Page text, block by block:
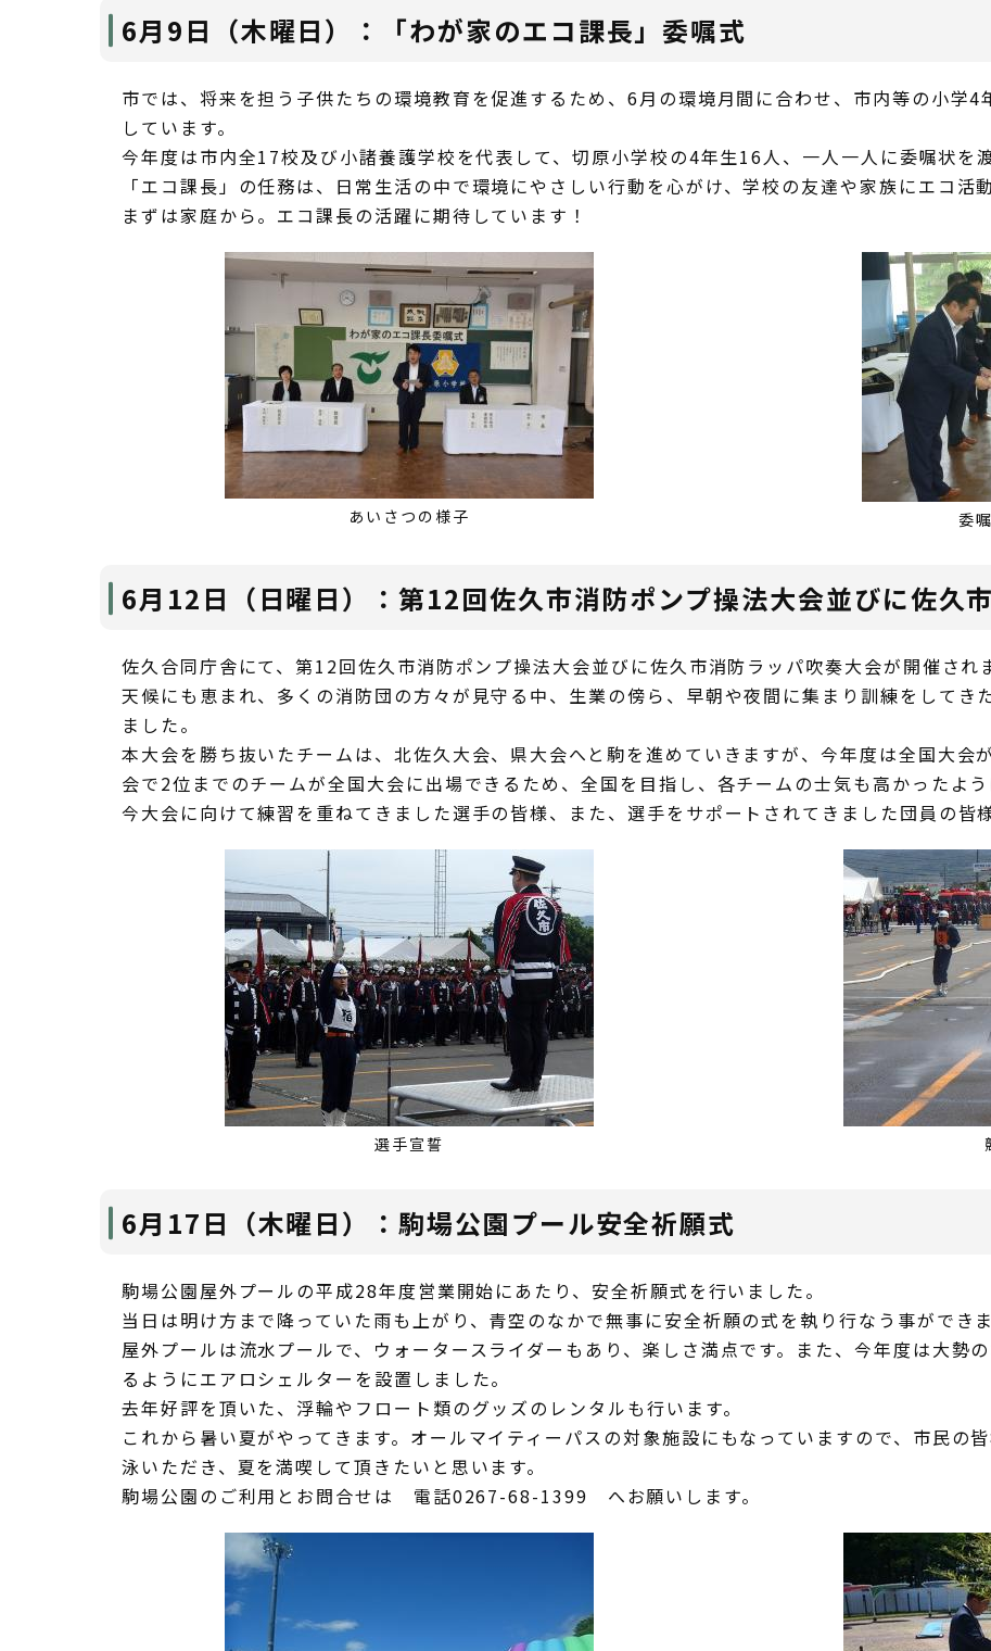
6月9日（木曜日）：「わが家のエコ課長」委嘱式
市では、将来を担う子供たちの環境教育を促進するため、6月の環境月間に合わせ、市内等の小学
しています。
今年度は市内全17校及び小諸養護学校を代表して、切原小学校の4年生16人、一人一人に委嘱状を
「エコ課長」の任務は、日常生活の中で環境にやさしい行動を心がけ、学校の友達や家族にエコ活
まずは家庭から。エコ課長の活躍に期待しています！
あいさつの様子 委
6月12日（日曜日）：第12回佐久市消防ポンプ操法大会並びに佐久
佐久合同庁舎にて、第12回佐久市消防ポンプ操法大会並びに佐久市消防ラッパ吹奏大会が開催され
天候にも恵まれ、多くの消防団の方々が見守る中、生業の傍ら、早朝や夜間に集まり訓練をしてき
ました。
本大会を勝ち抜いたチームは、北佐久大会、県大会へと駒を進めていきますが、今年度は全国大会
会で2位までのチームが全国大会に出場できるため、全国を目指し、各チームの士気も高かったよう
今大会に向けて練習を重ねてきました選手の皆様、また、選手をサポートされてきました団員の皆
選手宣誓
6月17日（木曜日）：駒場公園プール安全祈願式
駒場公園屋外プールの平成28年度営業開始にあたり、安全祈願式を行いました。
当日は明け方まで降っていた雨も上がり、青空のなかで無事に安全祈願の式を執り行なう事ができま
屋外プールは流水プールで、ウォータースライダーもあり、楽しさ満点です。また、今年度は大勢
るようにエアロシェルターを設置しました。
去年好評を頂いた、浮輪やフロート類のグッズのレンタルも行います。
これから暑い夏がやってきます。オールマイティーパスの対象施設にもなっていますので、市民の
泳いただき、夏を満喫して頂きたいと思います。
駒場公園のご利用とお問合せは 電話0267-68-1399 へお願いします。